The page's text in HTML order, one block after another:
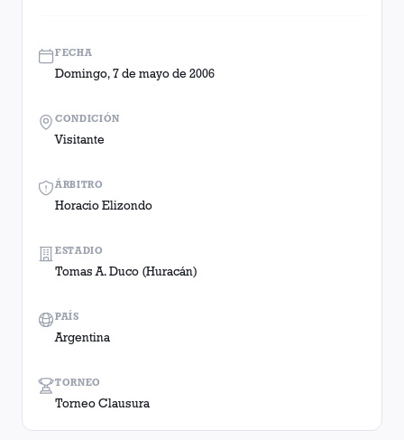
FECHA
Domingo, 7 de mayo de 2006
ÁRBITRO
Horacio Elizondo
TORNEO
Torneo Clausura
CONDICIÓN
Visitante
ESTADIO
Tomas A. Duco (Huracán)
PAÍS
Argentina